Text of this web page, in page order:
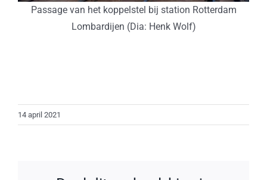
Passage van het koppelstel bij station Rotterdam
Lombardijen (Dia: Henk Wolf)
14 april 2021